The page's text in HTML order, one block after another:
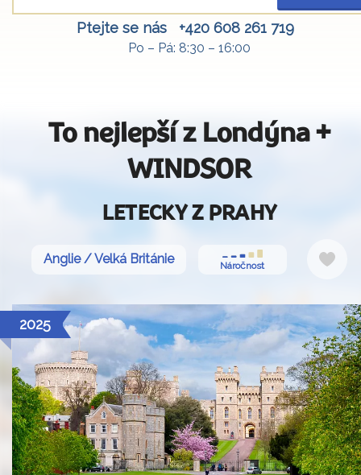
Ptejte se nás +420 608 261 719
Po – Pá: 8:30 – 16:00
To nejlepší z Londýna +
WINDSOR
LETECKY Z PRAHY
Anglie / Velká Británie Náročnost
Do
2025